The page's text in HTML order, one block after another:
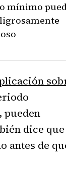
mínimo
pueden
dice
antes de